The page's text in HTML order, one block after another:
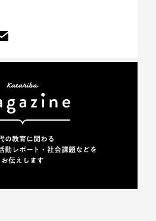
の教育に関わる
動レポート・社会課題などを
お伝えします